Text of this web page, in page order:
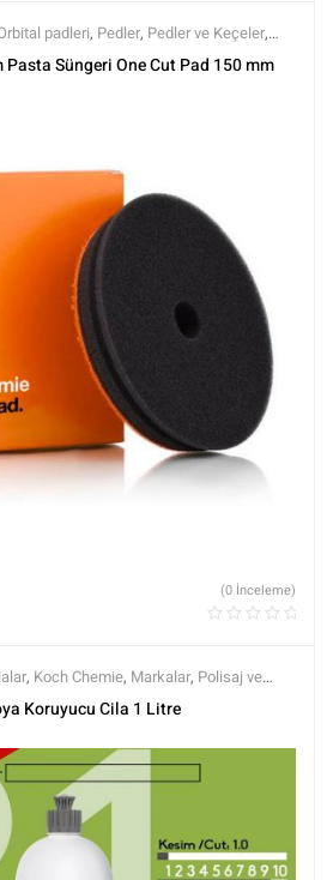
padleri, Pedler, Pedler ve Keçeler,
,Tüm Ürünler, Tüm Ürünler
Pasta Süngeri One Cut Pad 150 mm
(0 İnceleme)
, Koch Chemie, Markalar, Polisaj ve
Ürünler
Koruyucu Cila 1 Litre